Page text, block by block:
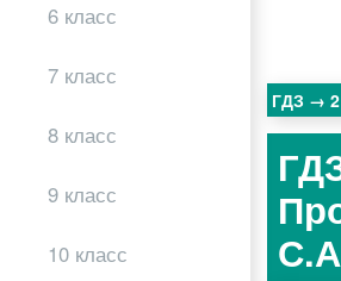
6 класс
7 класс
8 класс
9 класс
10 класс
ГДЗ